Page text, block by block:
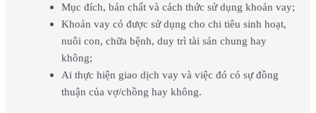
Mục đích, bản chất và cách thức sử dụng khoản vay;
Khoản vay có được sử dụng cho chi tiêu sinh hoạt,
nuôi con, chữa bệnh, duy trì tài sản chung hay
không;
Ai thực hiện giao dịch vay và việc đó có sự đồng
thuận của vợ/chồng hay không.